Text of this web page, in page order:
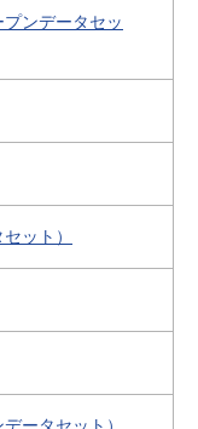
ンデータセッ
ット）